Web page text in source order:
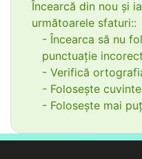
Încearcă din nou și
următoarele sfaturi::
- Încearca să nu
punctuație incorect
- Verifică
- Folosește
- Folosește mai